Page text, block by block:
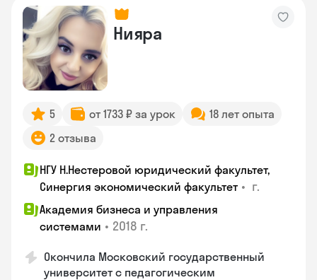
Нияра
5 от 1733 ₽ за урок
18 лет опыта
2 отзыва
НГУ Н.Нестеровой юридический факультет,
Синергия экономический факультет • г.
Академия бизнеса и управления
системами • 2018 г.
Окончила Московский государственный
университет с педагогическим